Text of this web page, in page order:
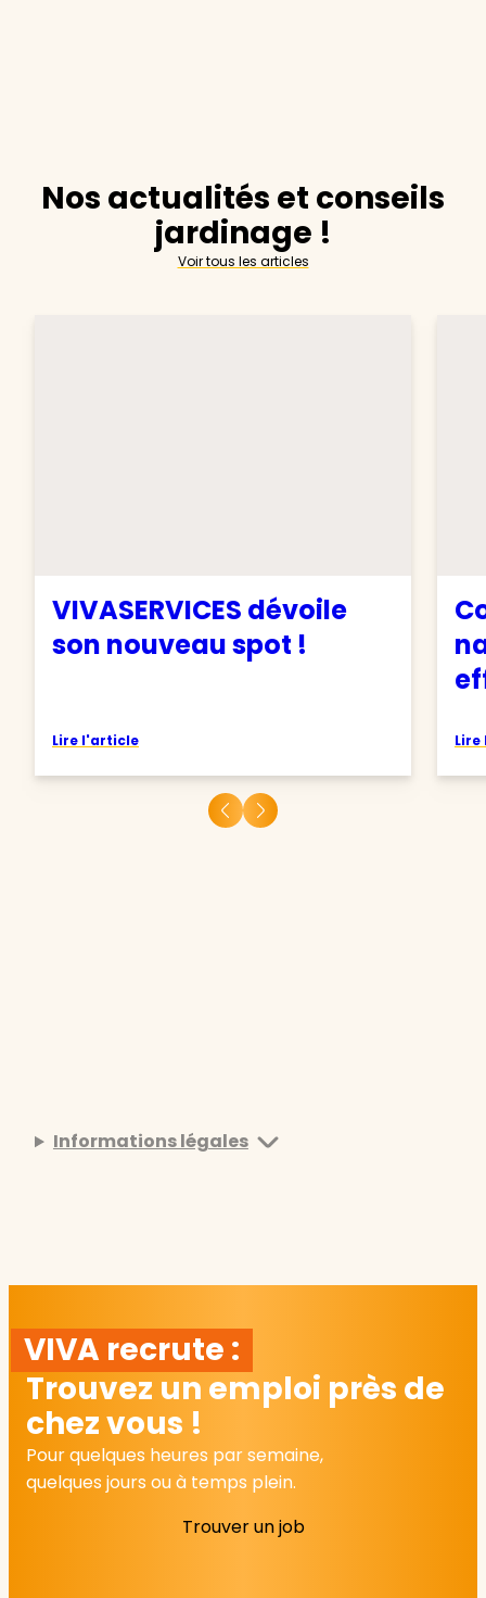
Nos actualités et conseils
jardinage !
Voir tous les articles
VIVASERVICES dévoile
son nouveau spot !
Lire l'article
Informations légales
VIVA recrute :
Trouvez un emploi près de
chez vous !
Pour quelques heures par semaine,
quelques jours ou à temps plein.
Trouver un job